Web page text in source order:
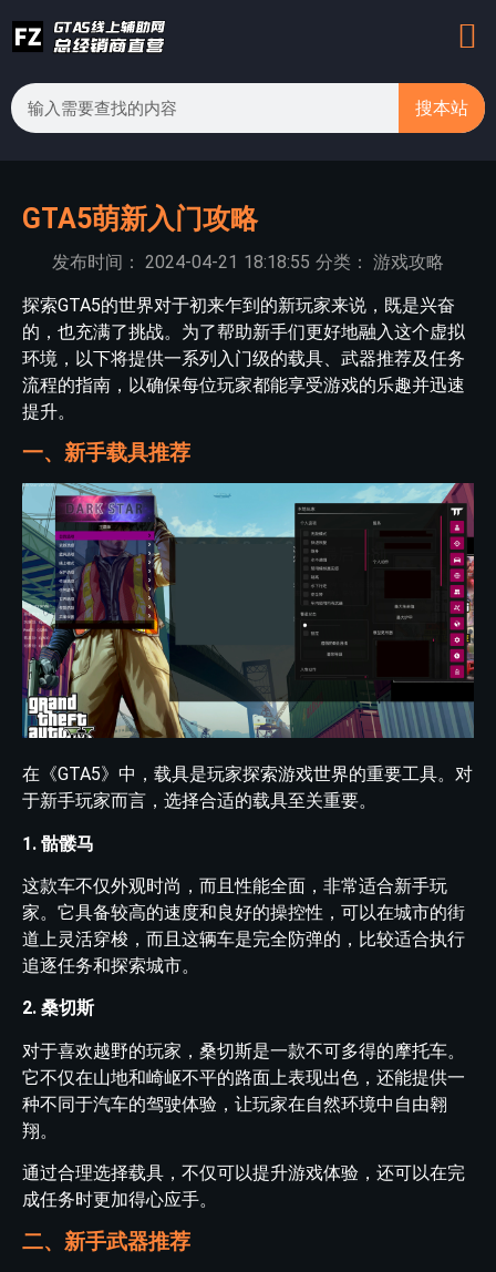
搜本站
GTA5萌新入门攻略
发布时间： 2024-04-21 18:18:55 分类： 游戏攻略
探索GTA5的世界对于初来乍到的新玩家来说，既是兴奋
的，也充满了挑战。为了帮助新手们更好地融入这个虚拟
环境，以下将提供一系列入门级的载具、武器推荐及任务
流程的指南，以确保每位玩家都能享受游戏的乐趣并迅速
提升。
一、新手载具推荐
在《GTA5》中，载具是玩家探索游戏世界的重要工具。对
于新手玩家而言，选择合适的载具至关重要。
1. 骷髅马
这款车不仅外观时尚，而且性能全面，非常适合新手玩
家。它具备较高的速度和良好的操控性，可以在城市的街
道上灵活穿梭，而且这辆车是完全防弹的，比较适合执行
追逐任务和探索城市。
2. 桑切斯
对于喜欢越野的玩家，桑切斯是一款不可多得的摩托车。
它不仅在山地和崎岖不平的路面上表现出色，还能提供一
种不同于汽车的驾驶体验，让玩家在自然环境中自由翱
翔。
通过合理选择载具，不仅可以提升游戏体验，还可以在完
成任务时更加得心应手。
二、新手武器推荐